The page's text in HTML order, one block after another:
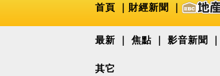
首頁 財經新聞
最新 焦點 影音新聞
其它